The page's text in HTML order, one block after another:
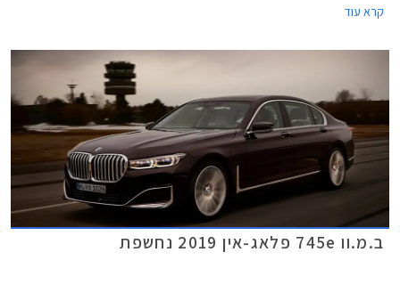
המשלב שלל כונסי אוויר, נוצרת חזית מעט קשה לעיכול. הדופן בניגוד לכך מציגה
בהתאם לרמת הגימור. חלק מהגרסאות יוצעו בצביעה דו-גונית מקו המותניים
ומעלה. גם הזנב מציג מראה נקי יחסית, עם יחידות תאורה צרות ולוחית רישוי
שנדדה מדלת תא המטען אל הפגוש שעיצובו משתנה בהתאם לרמת הגימור.
קרא עוד
ב.מ.וו 745e פלאג-אין 2019 נחשפת